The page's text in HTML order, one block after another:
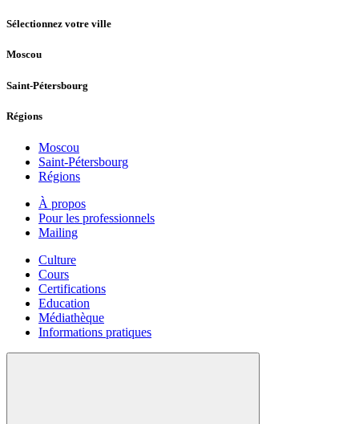
Sélectionnez votre ville
Moscou
Saint-Pétersbourg
Régions
Moscou
Saint-Pétersbourg
Régions
À propos
Pour les professionnels
Mailing
Culture
Cours
Certifications
Education
Médiathèque
Informations pratiques